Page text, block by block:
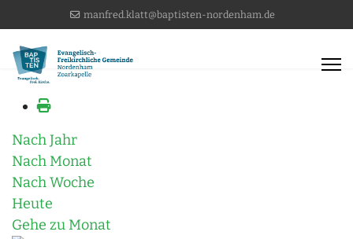
manfred.klatt@baptisten-nordenham.de
Nach Jahr
Nach Monat
Nach Woche
Heute
Gehe zu Monat